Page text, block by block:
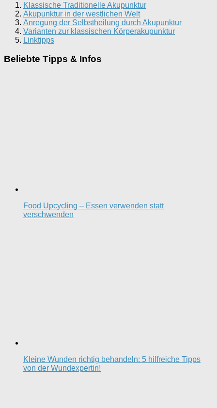
Klassische Traditionelle Akupunktur
Akupunktur in der westlichen Welt
Anregung der Selbstheilung durch Akupunktur
Varianten zur klassischen Körperakupunktur
Linktipps
Beliebte Tipps & Infos
Food Upcycling – Essen verwenden statt
verschwenden
Kleine Wunden richtig behandeln: 5 hilfreiche Tipps
von der Wundexpertin!